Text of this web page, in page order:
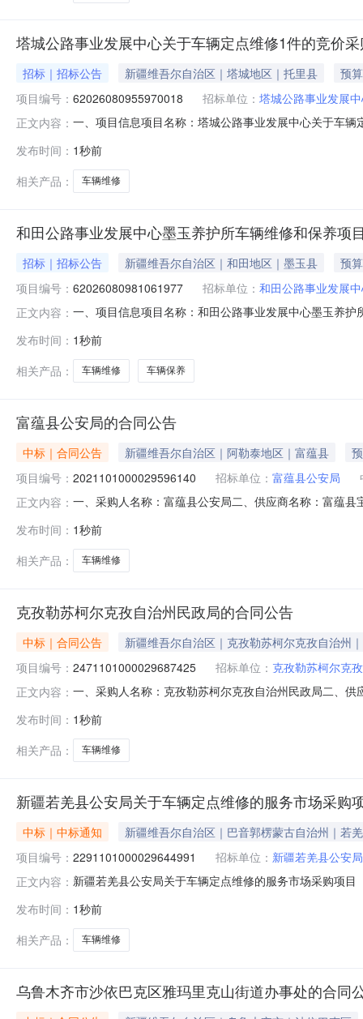
塔城公路事业发展中心关于车辆定点维修1件的竞价
招标｜招标公告 新疆维吾尔自治区｜塔城地区｜托里县
预
项目编号： 62026080955970018 招标单位： 塔城公路事业发展
正文内容： 一、项目信息项目名称：塔城公路事业发展中心关于车
量控制金额(元)意向品牌车辆定点维修核心参数要求:商
发布时间： 1秒前
相关产品：
车辆维修
和田公路事业发展中心墨玉养护所车辆维修和保养项
招标｜招标公告 新疆维吾尔自治区｜和田地区｜墨玉县
预
项目编号： 62026080981061977 招标单位： 和田公路事业发展
正文内容： 一、项目信息项目名称：和田公路事业发展中心墨玉养
意向品牌新R20308核心参数要求:商品类目:车辆定点维
发布时间： 1秒前
相关产品：
车辆维修 车辆保养
富蕴县公安局的合同公告
中标｜合同公告 新疆维吾尔自治区｜阿勒泰地区｜富蕴县
项目编号： 2021101000029596140 招标单位： 富蕴县公安局
正文内容： 一、采购人名称：富蕴县公安局二、供应商名称：富蕴
项：详见附件中的合同文件八、联系方式1、采购人名
发布时间： 1秒前
相关产品：
车辆维修
克孜勒苏柯尔克孜自治州民政局的合同公告
中标｜合同公告
新疆维吾尔自治区｜克孜勒苏柯尔克孜自治州
项目编号： 2471101000029687425 招标单位： 克孜勒苏柯尔克
正文内容： 一、采购人名称：克孜勒苏柯尔克孜自治州民政局二、
要求或标的基本概况：七、其它事项：详见附件中的合
发布时间： 1秒前
相关产品：
车辆维修
新疆若羌县公安局关于车辆定点维修的服务市场采购
中标｜中标通知
新疆维吾尔自治区｜巴音郭楞蒙古自治州｜若
项目编号： 2291101000029644991 招标单位： 新疆若羌县公安局
正文内容： 新疆若羌县公安局关于车辆定点维修的服务市场采购项
区划编码:652824项目所在行政区划名称:新疆维吾尔自
发布时间： 1秒前
相关产品：
车辆维修
乌鲁木齐市沙依巴克区雅玛里克山街道办事处的合同